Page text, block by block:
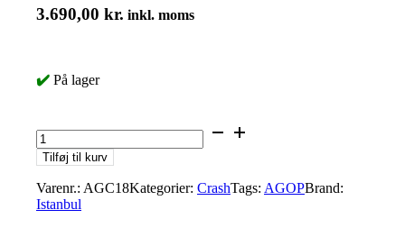
3.690,00 kr. inkl. moms
✔️ På lager
Istanbul
AGC18
18"
SIGNATURE
CRASH
Tilføj til kurv
Varenr.: AGC18Kategorier: CrashTags: AGOPBrand:
Istanbul